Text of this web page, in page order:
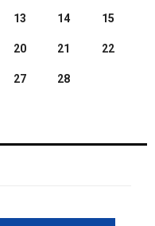
13 14 15
20 21 22
27
28